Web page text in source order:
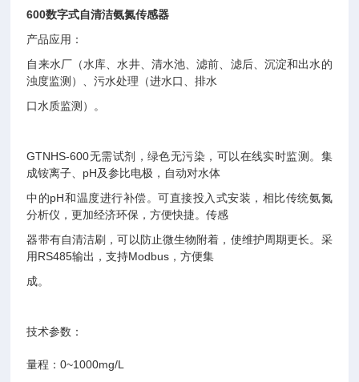
600数字式自清洁氨氮传感器
产品应用：
自来水厂（水库、水井、清水池、滤前、滤后、沉淀和出水的
浊度监测）、污水处理（进水口、排水
口水质监测）。
GTNHS-600无需试剂，绿色无污染，可以在线实时监测。集
成铵离子、pH及参比电极，自动对水体
中的pH和温度进行补偿。可直接投入式安装，相比传统氨氮
分析仪，更加经济环保，方便快捷。传感
器带有自清洁刷，可以防止微生物附着，使维护周期更长。采
用RS485输出，支持Modbus，方便集
成。
技术参数：
量程：0~1000mg/L